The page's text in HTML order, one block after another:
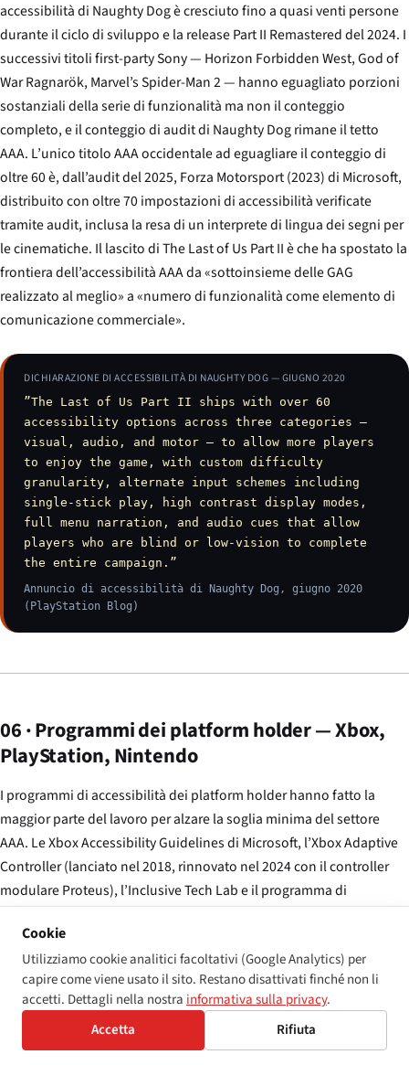
accessibilità di Naughty Dog è cresciuto fino a quasi venti persone
durante il ciclo di sviluppo e la releasePart II Remastereddel 2024. I
successivi titoli first-party Sony — Horizon Forbidden West,God of
War Ragnarök, Marvel’s Spider-Man 2— hanno eguagliato porzioni
sostanziali della serie di funzionalità ma non il conteggio
completo, e il conteggio di audit di Naughty Dog rimane il tetto
AAA. L’unico titolo AAA occidentale ad eguagliare il conteggio di
oltre 60 è, dall’audit del 2025, Forza Motorsport(2023) di Microsoft,
distribuito con oltre 70 impostazioni di accessibilità verificate
tramite audit, inclusa la resa di un interprete di lingua dei segni per
le cinematiche. Il lascito diThe Last of Us Part IIè che ha spostato la
frontiera dell’accessibilità AAA da «sottoinsieme delle GAG
realizzato al meglio» a «numero di funzionalità come elemento di
comunicazione commerciale».
DICHIARAZIONE DI ACCESSIBILITÀ DI NAUGHTY DOG — GIUGNO 2020
”The Last of Us Part II ships with over 60
accessibility options across three categories —
visual, audio, and motor — to allow more players
to enjoy the game, with custom difficulty
granularity, alternate input schemes including
single-stick play, high contrast display modes,
full menu narration, and audio cues that allow
players who are blind or low-vision to complete
the entire campaign.”
Annuncio di accessibilità di Naughty Dog, giugno 2020
(PlayStation Blog)
06 · Programmi dei platform holder — Xbox,
PlayStation, Nintendo
I programmi di accessibilità dei platform holder hanno fatto la
maggior parte del lavoro per alzare la soglia minima del settore
AAA. Le Xbox Accessibility Guidelines di Microsoft, l’Xbox Adaptive
Controller (lanciato nel 2018, rinnovato nel 2024 con il controller
modulare Proteus), l’Inclusive Tech Lab e il programma di
pressione di conformità soft su ogni release sulla piattaforma Xbox.
Microsoft non applica le XAG come requisito obbligatorio di
certificazione — un titolo di terze parti può essere distribuito su
Xbox senza rispettarle — ma il posizionamento di marketing
relativo al superamento delle XAG, la leva del rapporto con il
platform holder e la base di utenti dell’Adaptive Controller hanno
Cookie
Utilizziamo cookie analitici facoltativi (Google Analytics) per
capire come viene usato il sito. Restano disattivati finché non li
accetti. Dettagli nella nostra informativa sulla privacy.
Accetta
Rifiuta